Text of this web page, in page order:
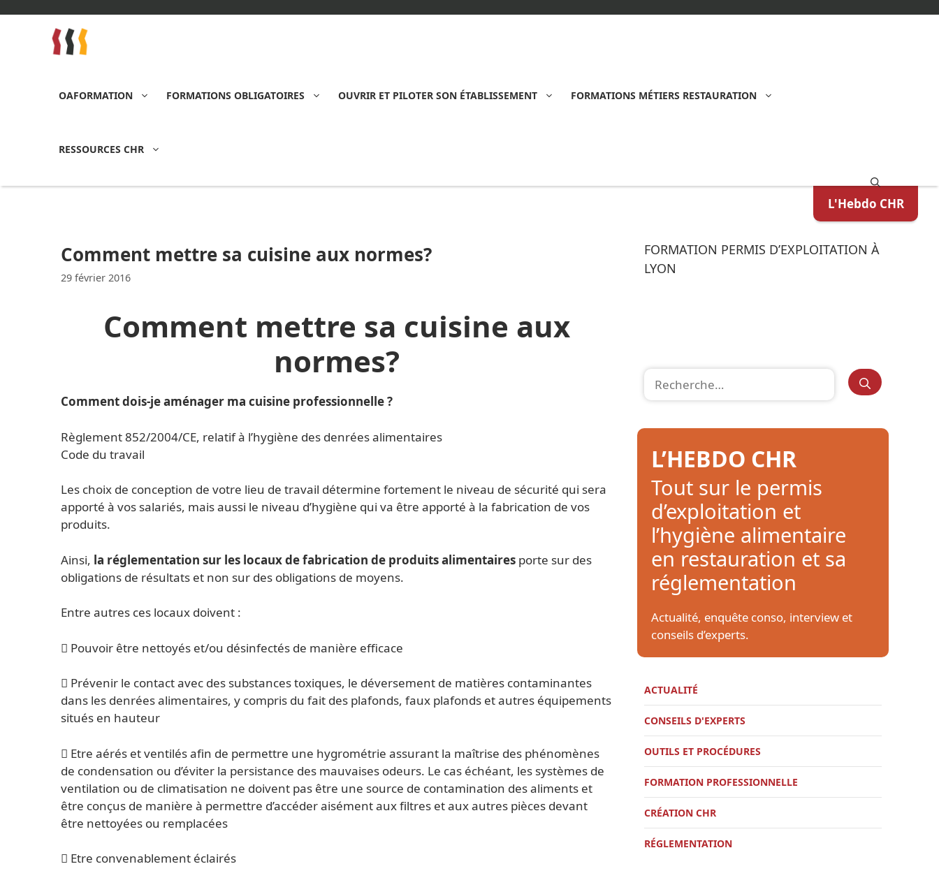
OAFORMATION FORMATIONS OBLIGATOIRES OUVRIR ET PILOTER SON ÉTABLISSEMENT FORMATIONS MÉTIERS RESTAURATION
RESSOURCES CHR
L'Hebdo CHR
Comment mettre sa cuisine aux normes?
29 février 2016
Comment mettre sa cuisine aux
normes?
Comment dois-je aménager ma cuisine professionnelle ?
Règlement 852/2004/CE, relatif à l’hygiène des denrées alimentaires
Code du travail
Les choix de conception de votre lieu de travail détermine fortement le niveau de sécurité qui sera
apporté à vos salariés, mais aussi le niveau d’hygiène qui va être apporté à la fabrication de vos
produits.
Ainsi, la réglementation sur les locaux de fabrication de produits alimentaires porte sur des
obligations de résultats et non sur des obligations de moyens.
Entre autres ces locaux doivent :
 Pouvoir être nettoyés et/ou désinfectés de manière efficace
 Prévenir le contact avec des substances toxiques, le déversement de matières contaminantes
dans les denrées alimentaires, y compris du fait des plafonds, faux plafonds et autres équipements
situés en hauteur
 Etre aérés et ventilés afin de permettre une hygrométrie assurant la maîtrise des phénomènes
de condensation ou d’éviter la persistance des mauvaises odeurs. Le cas échéant, les systèmes de
ventilation ou de climatisation ne doivent pas être une source de contamination des aliments et
être conçus de manière à permettre d’accéder aisément aux filtres et aux autres pièces devant
être nettoyées ou remplacées
 Etre convenablement éclairés
FORMATION PERMIS D’EXPLOITATION À
LYON
L’HEBDO CHR
Tout sur le permis
d’exploitation et
l’hygiène alimentaire
en restauration et sa
réglementation
Actualité, enquête conso, interview et
conseils d’experts.
ACTUALITÉ
CONSEILS D'EXPERTS
OUTILS ET PROCÉDURES
FORMATION PROFESSIONNELLE
CRÉATION CHR
RÉGLEMENTATION